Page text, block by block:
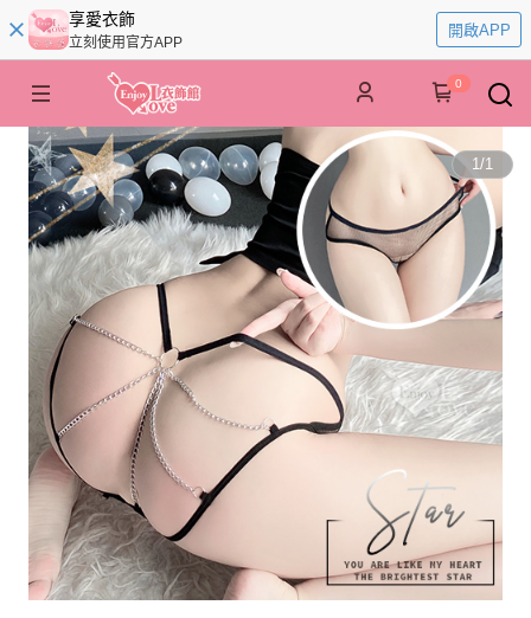
享愛衣飾
立刻使用官方APP
開啟APP
0
1/1